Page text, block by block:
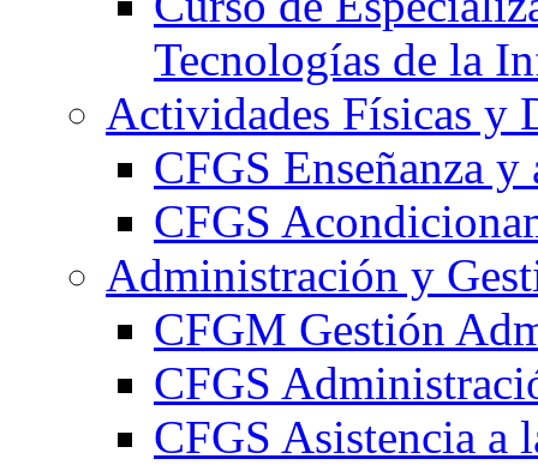
Tecnologías de la
Actividades Físicas y
CFGS Enseñanza
CFGS
Administración y
CFGM Gestión
CFGS
CFGS Asistencia a